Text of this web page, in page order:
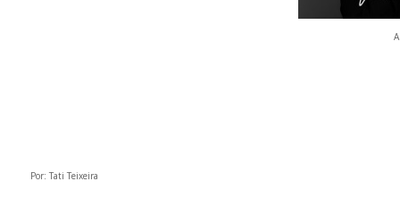
Por: Tati Teixeira